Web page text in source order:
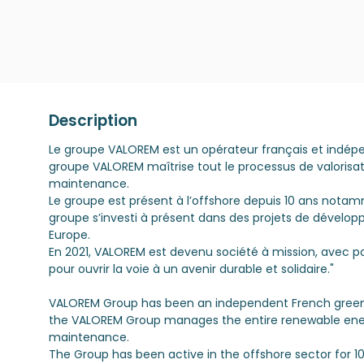
Description
Le groupe VALOREM est un opérateur français et
groupe VALOREM maîtrise tout le processus de
maintenance.
Le groupe est présent à l’offshore depuis 10 ans
groupe s’investi à présent dans des projets de
Europe.
En 2021, VALOREM est devenu société à mission,
pour ouvrir la voie à un avenir durable et solidaire."
VALOREM Group has been an independent French
the VALOREM Group manages the entire renewable
maintenance.
The Group has been active in the offshore sector for